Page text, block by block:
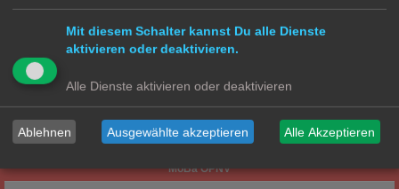
Lokomotiven | Züge
Alles rund um die Lokomotive
Wagons
Gleise
Alles rund um das Gleis
MoBa ÖPNV
Mit diesem Schalter kannst Du alle Dienste
aktivieren oder deaktivieren.
Alle Dienste aktivieren oder deaktivieren
Ablehnen Ausgewählte akzeptieren Alle Akzeptieren